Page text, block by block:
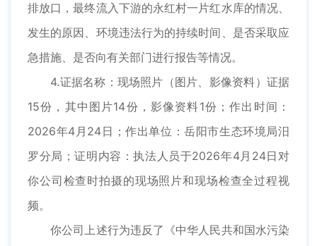
排放口，最终流入下游的永红村一片红水库的情况、
发生的原因、环境违法行为的持续时间、是否采取应
急措施、是否向有关部门进行报告等情况。
4.证据名称：现场照片（图片、影像资料）证据
15份，其中图片14份，影像资料1份；作出时间：
2026年4月24日；作出单位：岳阳市生态环境局汨
罗分局；证明内容：执法人员于2026年4月24日对
你公司检查时拍摄的现场照片和现场检查全过程视
频。
你公司上述行为违反了《中华人民共和国水污染